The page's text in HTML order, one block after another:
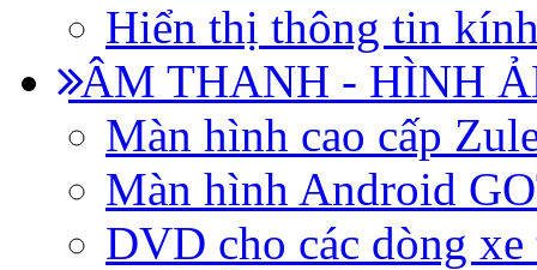
Hiển thị thông tin
ÂM THANH - HÌNH
Màn hình cao cấp
Màn hình Android
DVD cho các dòng